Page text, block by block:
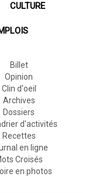
CULTURE
Billet
Opinion
Clin d'oeil
Archives
Dossiers
d'activités
Recettes
en ligne
Croisés
en photos